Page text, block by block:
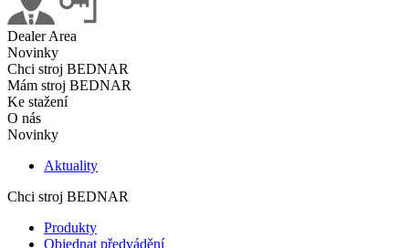
Dealer Area
Novinky
Chci stroj BEDNAR
Mám stroj BEDNAR
Ke stažení
O nás
Novinky
Aktuality
Chci stroj BEDNAR
Produkty
Objednat předvádění